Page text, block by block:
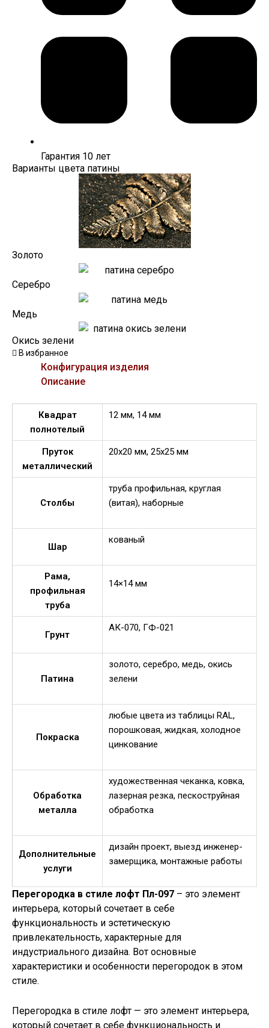
Гарантия 10 лет
Варианты цвета патины
Золото
Серебро
Медь
Окись зелени
В избранное
Конфигурация изделия
Описание
Квадрат
полнотелый
12 мм, 14 мм
Пруток
металлический
20х20 мм, 25х25 мм
Столбы
труба профильная, круглая
(витая), наборные
Шар
кованый
Рама,
профильная
труба
14×14 мм
Грунт
АК-070, ГФ-021
Патина
золото, серебро, медь, окись
зелени
Покраска
любые цвета из таблицы RAL,
порошковая, жидкая, холодное
цинкование
Обработка
металла
художественная чеканка, ковка,
лазерная резка, пескоструйная
обработка
Дополнительные
услуги
дизайн проект, выезд инженер-
замерщика, монтажные работы
Перегородка в стиле лофт Пл-097 – это элемент
интерьера, который сочетает в себе
функциональность и эстетическую
привлекательность, характерные для
индустриального дизайна. Вот основные
характеристики и особенности перегородок в этом
стиле.
Перегородка в стиле лофт — это элемент интерьера,
который сочетает в себе функциональность и